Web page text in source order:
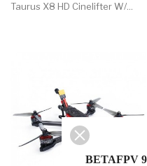
Taurus X8 HD Cinelifter W/...
BETAFPV